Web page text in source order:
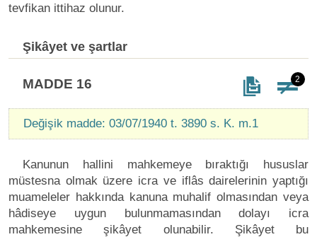
tevfikan ittihaz olunur.
Şikâyet ve şartlar
MADDE 16 2
Değişik madde: 03/07/1940 t. 3890 s. K. m.1
Kanunun hallini mahkemeye bıraktığı hususlar
müstesna olmak üzere icra ve iflâs dairelerinin yaptığı
muameleler hakkında kanuna muhalif olmasından veya
hâdiseye uygun bulunmamasından dolayı icra
mahkemesine şikâyet olunabilir. Şikâyet bu